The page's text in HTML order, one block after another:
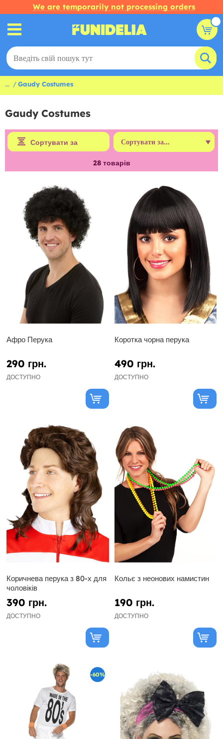
We are temporarily not processing orders
... Gaudy Costumes
Gaudy Costumes
Сортувати за
28товарів
Афро Перука
290 грн.
ДОСТУПНО
Коротка чорна перука
490 грн.
ДОСТУПНО
Коричнева перука з 80-х для
чоловіків
390 грн.
ДОСТУПНО
Кольє з неонових намистин
190 грн.
ДОСТУПНО
-60%